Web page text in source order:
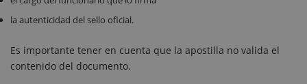
la autenticidad del sello oficial.
Es importante tener en cuenta que la apostilla no valida el
contenido del documento.